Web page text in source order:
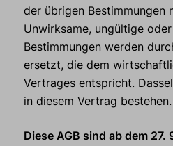
der übrigen Bestimmungen
Unwirksame, ungültige
Bestimmungen werden
ersetzt, die dem
Vertrages entspricht.
in diesem Vertrag bestehen.
Diese AGB sind ab dem